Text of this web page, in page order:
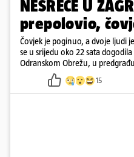
NESREĆE U
prepolovio,
Čovjek je poginuo, a dvoje ljudi
se u srijedu oko 22 sata
Odranskom Obrežu, u
neutvrđenih razloga sletio s
prepolovilo.
15